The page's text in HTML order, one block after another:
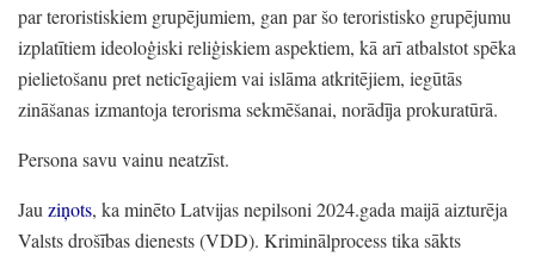
par teroristiskiem grupējumiem, gan par šo teroristisko grupējumu
izplatītiem ideoloģiski reliģiskiem aspektiem, kā arī atbalstot spēka
pielietošanu pret neticīgajiem vai islāma atkritējiem, iegūtās
zināšanas izmantoja terorisma sekmēšanai, norādīja prokuratūrā.
Persona savu vainu neatzīst.
Jau ziņots, ka minēto Latvijas nepilsoni 2024.gada maijā aizturēja
Valsts drošības dienests(VDD). Kriminālprocess tika sākts